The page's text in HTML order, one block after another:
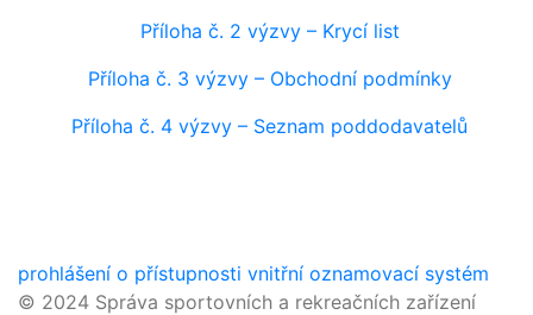
Příloha č. 2 výzvy – Krycí list
Příloha č. 3 výzvy – Obchodní podmínky
Příloha č. 4 výzvy – Seznam poddodavatelů
prohlášení o přístupnosti vnitřní oznamovací systém
© 2024 Správa sportovních a rekreačních zařízení